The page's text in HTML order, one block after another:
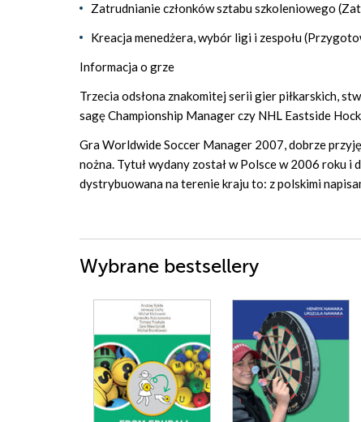
Zatrudnianie członków sztabu szkoleniowego
Kreacja menedżera, wybór ligi i zespołu
Informacja o grze
Trzecia odsłona znakomitej serii gier piłkarskich,
sagę Championship Manager czy NHL Eastside
Gra Worldwide Soccer Manager 2007, dobrze
nożna. Tytuł wydany został w Polsce w 2006 roku
dystrybuowana na terenie kraju to: z polskimi
Wybrane bestsellery